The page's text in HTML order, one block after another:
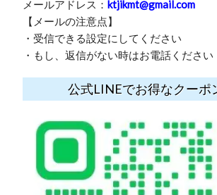
メールアドレス： ktjikmt@gmail.com
【メールの注意点】
・受信できる設定にしてください
・もし、返信がない時はお電話ください
公式LINEでお得なクーポ